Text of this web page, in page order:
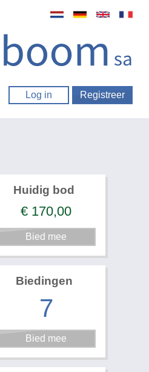
Log in Registreer
Huidig bod
€ 170,00
Biedingen
7